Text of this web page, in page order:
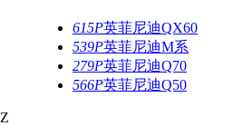
615P英菲尼迪QX60
539P英菲尼迪M系
279P英菲尼迪Q70
566P英菲尼迪Q50
Z